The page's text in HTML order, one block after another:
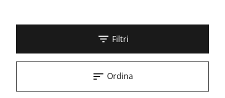
Filtri
Ordina